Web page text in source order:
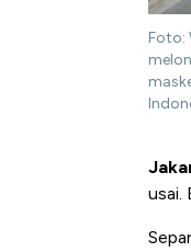
Foto:
usai.